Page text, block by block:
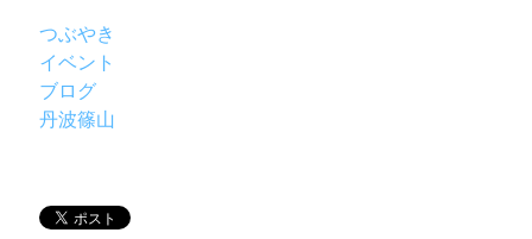
つぶやき
イベント
ブログ
丹波篠山